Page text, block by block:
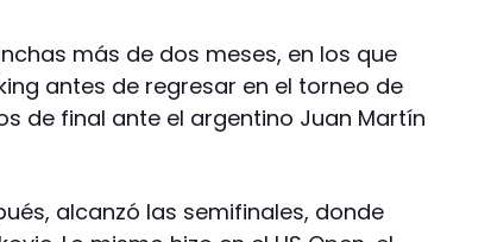
más de dos meses, en los que
antes de regresar en el torneo de
de final ante el argentino Juan Martín
alcanzó las semifinales, donde